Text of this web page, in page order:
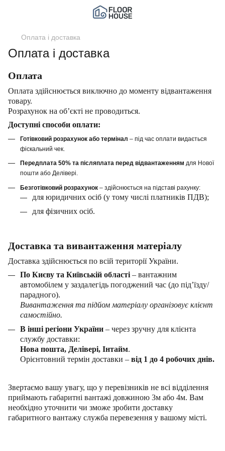
Оплата і доставка
Оплата і доставка
Оплата
Оплата здійснюється виключно до моменту відвантаження
товару.
Розрахунок на об’єкті не проводиться.
Доступні способи оплати:
Готівковий розрахунок або термінал – під час оплати видається
фіскальний чек.
Передплата 50% та післяплата перед відвантаженням для Нової
пошти або Делівері.
Безготівковий розрахунок – здійснюється на підставі рахунку:
для юридичних осіб (у тому числі платників ПДВ);
для фізичних осіб.
Доставка та вивантаження матеріалу
Доставка здійснюється по всій території України.
По Києву та Київській області – вантажним
автомобілем у заздалегідь погоджений час (до під’їзду/
парадного).
Вивантаження та підйом матеріалу організовує клієнт
самостійно.
В інші регіони України – через зручну для клієнта
службу доставки:
Нова пошта, Делівері, Інтайм.
Орієнтовний термін доставки – від 1 до 4 робочих днів.
Звертаємо вашу увагу, що у перевізників не всі відділення
приймають габаритні вантажі довжиною 3м або 4м. Вам
необхідно уточнити чи зможе зробити доставку
габаритного вантажу служба перевезення у вашому місті.